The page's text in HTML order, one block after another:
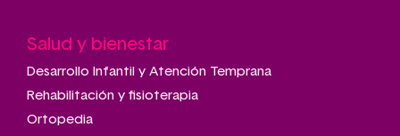
Salud y bienestar
Desarrollo Infantil y Atención Temprana
Rehabilitación y fisioterapia
Ortopedia